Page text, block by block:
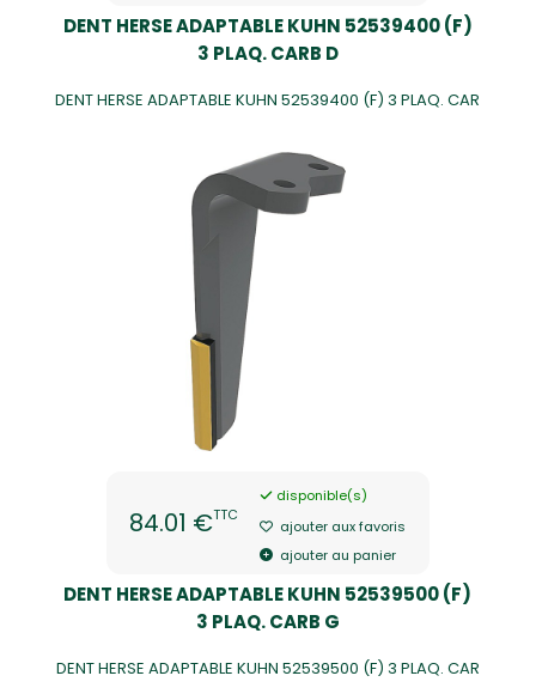
DENT HERSE ADAPTABLE KUHN 52539400 (F)
3 PLAQ. CARB D
DENT HERSE ADAPTABLE KUHN 52539400 (F) 3 PLAQ. CAR
84.01 €TTC
disponible(s)
ajouter aux favoris
ajouter au panier
DENT HERSE ADAPTABLE KUHN 52539500 (F)
3 PLAQ. CARB G
DENT HERSE ADAPTABLE KUHN 52539500 (F) 3 PLAQ. CAR